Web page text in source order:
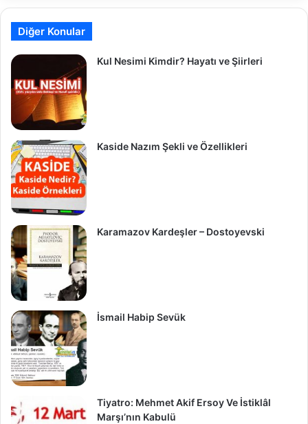
Diğer Konular
Kul Nesimi Kimdir? Hayatı ve Şiirleri
Kaside Nazım Şekli ve Özellikleri
Karamazov Kardeşler – Dostoyevski
İsmail Habip Sevük
Tiyatro: Mehmet Akif Ersoy Ve İstiklâl
Marşı’nın Kabulü